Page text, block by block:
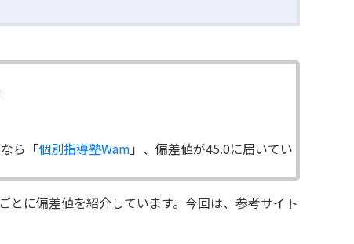
ら「個別指導塾Wam 」、偏差値が45.0に届いてい
とに偏差値を紹介しています。今回は、参考サイト